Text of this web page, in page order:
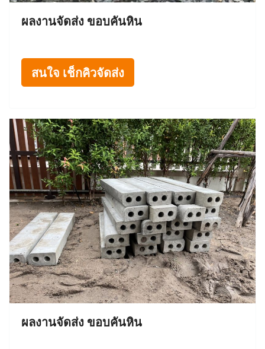
ผลงานจัดส่ง ขอบคันหิน
สนใจ เช็กคิวจัดส่ง
ผลงานจัดส่ง ขอบคันหิน